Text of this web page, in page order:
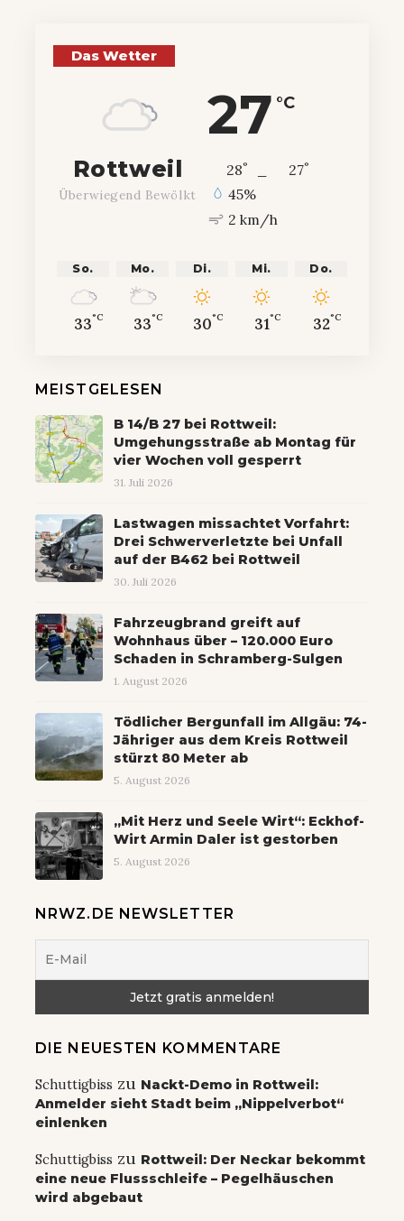
Das Wetter
27 °C
Rottweil
Überwiegend Bewölkt
28° 27°
45%
2 km/h
So.
33°C
Mo.
33°C
Di.
30°C
Mi.
31°C
Do.
32°C
MEISTGELESEN
B 14/B 27 bei Rottweil:
Umgehungsstraße ab Montag für
vier Wochen voll gesperrt
31. Juli 2026
Lastwagen missachtet Vorfahrt:
Drei Schwerverletzte bei Unfall
auf der B462 bei Rottweil
30. Juli 2026
Fahrzeugbrand greift auf
Wohnhaus über – 120.000 Euro
Schaden in Schramberg-Sulgen
1. August 2026
Tödlicher Bergunfall im Allgäu: 74-
Jähriger aus dem Kreis Rottweil
stürzt 80 Meter ab
5. August 2026
„Mit Herz und Seele Wirt“: Eckhof-
Wirt Armin Daler ist gestorben
5. August 2026
NRWZ.DE NEWSLETTER
DIE NEUESTEN KOMMENTARE
Schuttigbiss zu Nackt-Demo in Rottweil:
Anmelder sieht Stadt beim „Nippelverbot“
einlenken
Schuttigbiss zu Rottweil: Der Neckar bekommt
eine neue Flussschleife – Pegelhäuschen
wird abgebaut